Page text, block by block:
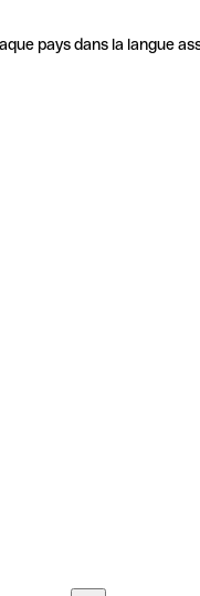
pays dans la langue